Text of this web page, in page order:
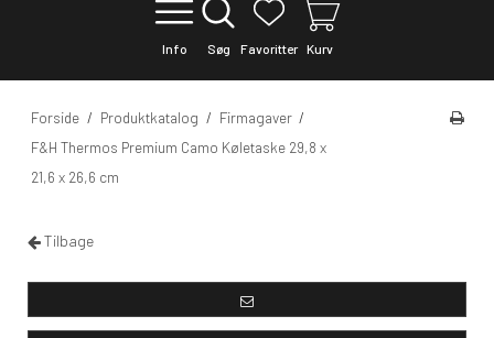
Info Søg Favoritter Kurv
Forside / Produktkatalog / Firmagaver /
F&H Thermos Premium Camo Køletaske 29,8 x
21,6 x 26,6 cm
Tilbage